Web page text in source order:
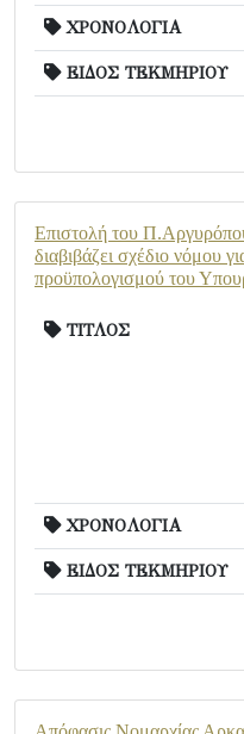
ΧΡΟΝΟΛΟΓΙΑ
ΕΙΔΟΣ ΤΕΚΜΗΡΙΟΥ
Επιστολή του
διαβιβάζει σχέδιο νόμου
προϋπολογισμού του
ΤΙΤΛΟΣ
ΧΡΟΝΟΛΟΓΙΑ
ΕΙΔΟΣ ΤΕΚΜΗΡΙΟΥ